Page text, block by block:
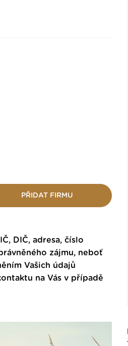
PŘIDAT FIRMU
DIČ, adresa, číslo
zájmu, neboť
Vašich údajů
na Vás v případě